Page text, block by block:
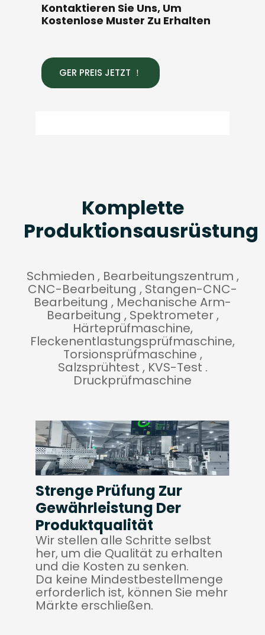
Kontaktieren Sie Uns, Um
Kostenlose Muster Zu Erhalten
GER PREIS JETZT ！
Komplette
Produktionsausrüstung
Schmieden , Bearbeitungszentrum ,
CNC-Bearbeitung , Stangen-CNC-
Bearbeitung , Mechanische Arm-
Bearbeitung , Spektrometer ,
Härteprüfmaschine,
Fleckenentlastungsprüfmaschine,
Torsionsprüfmaschine ,
Salzsprühtest , KVS-Test .
Druckprüfmaschine
Strenge Prüfung Zur
Gewährleistung Der
Produktqualität
Wir stellen alle Schritte selbst
her, um die Qualität zu erhalten
und die Kosten zu senken.
Da keine Mindestbestellmenge
erforderlich ist, können Sie mehr
Märkte erschließen.